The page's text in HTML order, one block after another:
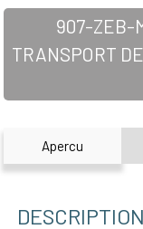
907-ZEB-
TRANSPORT
Apercu